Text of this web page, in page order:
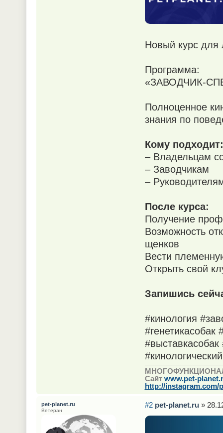
Новый курс для
Программа:
«ЗАВОДЧИК-
Полноценное
знания по
Кому подходит:
– Владельцам
– Заводчикам
–
После курса:
Получение
Возможность
щенков
Вести
Открыть свой
Запишись
#кинология
Сайт www.pet-
http://instagram.com/
#2 pet-planet.ru »
pet-planet.ru
Ветеран